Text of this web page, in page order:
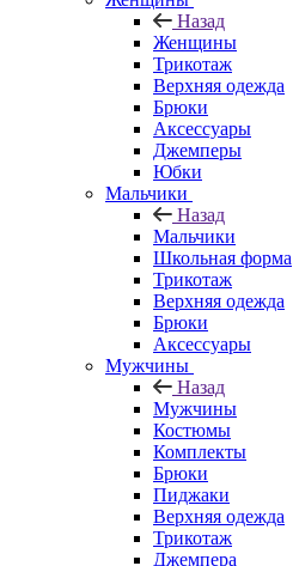
Назад
Женщины
Трикотаж
Верхняя одежда
Брюки
Аксессуары
Джемперы
Юбки
Мальчики
Назад
Мальчики
Школьная форма
Трикотаж
Верхняя одежда
Брюки
Аксессуары
Мужчины
Назад
Мужчины
Костюмы
Комплекты
Брюки
Пиджаки
Верхняя одежда
Трикотаж
Джемпера